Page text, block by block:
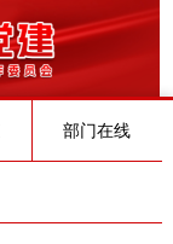
部门在线